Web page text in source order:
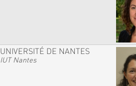
UNIVERSITÉ DE NANTES
IUT Nantes